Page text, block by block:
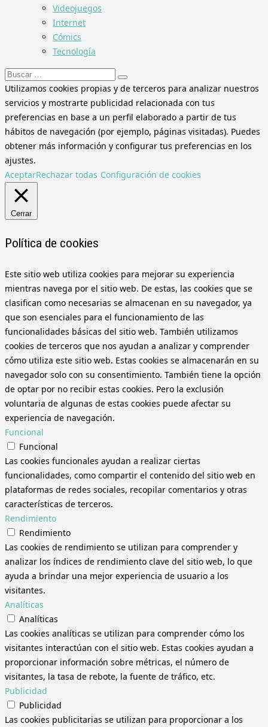
Videojuegos
Internet
Cómics
Tecnología
Buscar:
Utilizamos cookies propias y de terceros para analizar nuestros
servicios y mostrarte publicidad relacionada con tus
preferencias en base a un perfil elaborado a partir de tus
hábitos de navegación (por ejemplo, páginas visitadas). Puedes
obtener más información y configurar tus preferencias en los
ajustes.
AceptarRechazar todas Configuración de cookies
Cerrar
Política de cookies
Este sitio web utiliza cookies para mejorar su experiencia
mientras navega por el sitio web. De estas, las cookies que se
clasifican como necesarias se almacenan en su navegador, ya
que son esenciales para el funcionamiento de las
funcionalidades básicas del sitio web. También utilizamos
cookies de terceros que nos ayudan a analizar y comprender
cómo utiliza este sitio web. Estas cookies se almacenarán en su
navegador solo con su consentimiento. También tiene la opción
de optar por no recibir estas cookies. Pero la exclusión
voluntaria de algunas de estas cookies puede afectar su
experiencia de navegación.
Funcional
Funcional
Las cookies funcionales ayudan a realizar ciertas
funcionalidades, como compartir el contenido del sitio web en
plataformas de redes sociales, recopilar comentarios y otras
características de terceros.
Rendimiento
Rendimiento
Las cookies de rendimiento se utilizan para comprender y
analizar los índices de rendimiento clave del sitio web, lo que
ayuda a brindar una mejor experiencia de usuario a los
visitantes.
Analíticas
Analíticas
Las cookies analíticas se utilizan para comprender cómo los
visitantes interactúan con el sitio web. Estas cookies ayudan a
proporcionar información sobre métricas, el número de
visitantes, la tasa de rebote, la fuente de tráfico, etc.
Publicidad
Publicidad
Las cookies publicitarias se utilizan para proporcionar a los